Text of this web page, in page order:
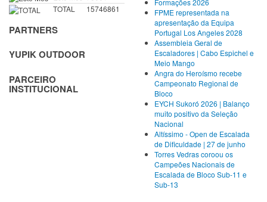
TOTAL
15746861
PARTNERS
YUPIK OUTDOOR
PARCEIRO
INSTITUCIONAL
FPME representada na
apresentação da Equipa
Portugal Los Angeles 2028
Assembleia Geral de
Escaladores | Cabo Espichel e
Meio Mango
Angra do Heroísmo recebe
Campeonato Regional de
Bloco
EYCH Sukoró 2026 | Balanço
muito positivo da Seleção
Nacional
Altíssimo - Open de Escalada
de Dificuldade | 27 de junho
Torres Vedras coroou os
Campeões Nacionais de
Escalada de Bloco Sub-11 e
Sub-13